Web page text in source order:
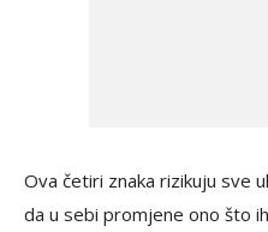
Ova četiri znaka rizikuju sve
da u sebi promjene ono što